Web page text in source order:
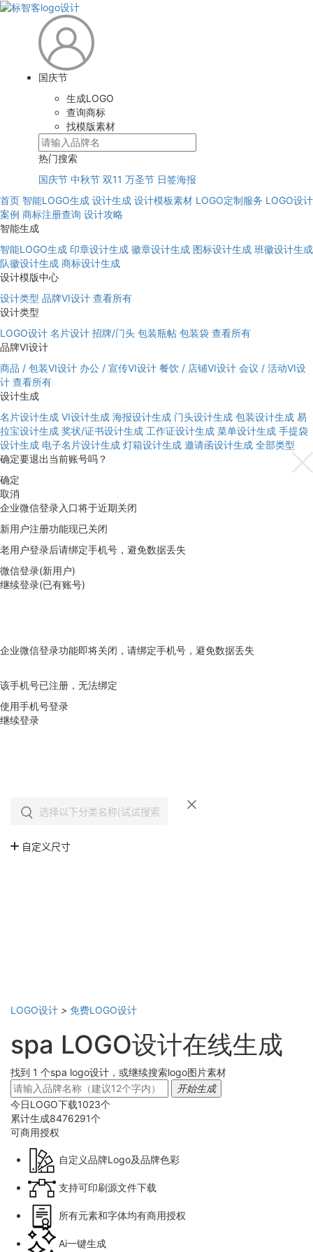
国庆节
生成LOGO
查询商标
找模版素材
热门搜索
国庆节 中秋节 双11 万圣节 日签海报
首页 智能LOGO生成 设计生成 设计模板素材 LOGO定制服务 LOGO设计
案例 商标注册查询 设计攻略
智能生成
智能LOGO生成 印章设计生成 徽章设计生成 图标设计生成 班徽设计生成
队徽设计生成 商标设计生成
设计模版中心
设计类型 品牌VI设计 查看所有
设计类型
LOGO设计 名片设计 招牌/门头 包装瓶帖 包装袋 查看所有
品牌VI设计
商品 / 包装VI设计 办公 / 宣传VI设计 餐饮 / 店铺VI设计 会议 / 活动VI设
计 查看所有
设计生成
名片设计生成 VI设计生成 海报设计生成 门头设计生成 包装设计生成 易
拉宝设计生成 奖状/证书设计生成 工作证设计生成 菜单设计生成 手提袋
设计生成 电子名片设计生成 灯箱设计生成 邀请函设计生成 全部类型
确定要退出当前账号吗？
确定
取消
企业微信登录入口将于近期关闭
新用户注册功能现已关闭
老用户登录后请绑定手机号，避免数据丢失
微信登录(新用户)
继续登录(已有账号)
企业微信登录功能即将关闭，请绑定手机号，避免数据丢失
该手机号已注册，无法绑定
使用手机号登录
继续登录
LOGO设计 > 免费LOGO设计
spa LOGO设计在线生成
找到 1 个spa logo设计，或继续搜索logo图片素材
开始生成
今日LOGO下载1023个
累计生成8476291个
可商用授权
自定义品牌Logo及品牌色彩
支持可印刷源文件下载
所有元素和字体均有商用授权
Ai一键生成